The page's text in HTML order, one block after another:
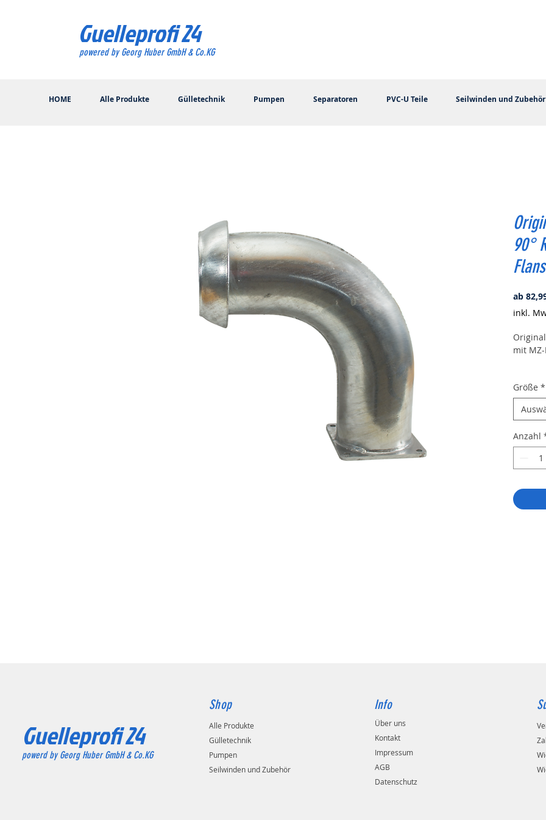
Guelleprofi 24
HOME Alle Produkte Gülletechnik Pumpen Separatoren PVC-U Teile Seilwinden und Zubehör
powered by Georg Huber GmbH & Co.KG
90°
ab
inkl.
mit
6 Zoll
8 Zoll
MZ-
Größe *
Anzahl
powerd by Georg Huber GmbH & Co.KG
Guelleprofi 24
Shop
Alle Produkte
Gülletechnik
Pumpen
Seilwinden und Zubehör
Info
Über uns
Kontakt
Impressum
AGB
Datenschutz